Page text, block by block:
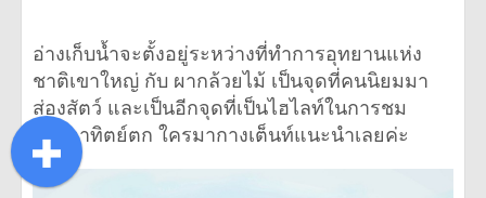
อ่างเก็บน้ำจะตั้งอยู่ระหว่างที่ทำการอุทยานแห่ง
ชาติเขาใหญ่ กับ ผากล้วยไม้ เป็นจุดที่คนนิยมมา
ส่องสัตว์ และเป็นอีกจุดที่เป็นไฮไลท์ในการชม
พระอาทิตย์ตก ใครมากางเต็นท์แนะนำเลยค่ะ